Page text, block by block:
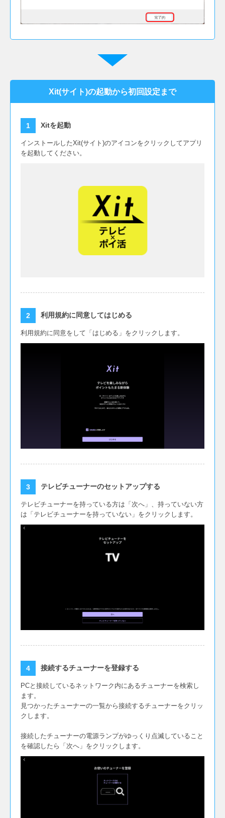
Xit(サイト)の起動から初回設定まで
Xitを起動
インストールしたXit(サイト)のアイコンをクリックしてアプリ
を起動してください。
利用規約に同意してはじめる
利用規約に同意をして「はじめる」をクリックします。
テレビチューナーのセットアップする
テレビチューナーを持っている方は「次へ」、持っていない方
は「テレビチューナーを持っていない」をクリックします。
接続するチューナーを登録する
PCと接続しているネットワーク内にあるチューナーを検索し
ます。
見つかったチューナーの一覧から接続するチューナーをクリッ
クします。
接続したチューナーの電源ランプがゆっくり点滅していること
を確認したら「次へ」をクリックします。